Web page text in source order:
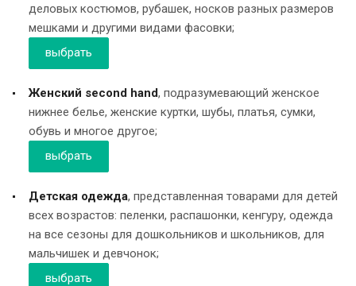
деловых костюмов, рубашек, носков разных размеров
мешками и другими видами фасовки;
выбрать
Женский second hand, подразумевающий женское
нижнее белье, женские куртки, шубы, платья, сумки,
обувь и многое другое;
выбрать
Детская одежда, представленная товарами для детей
всех возрастов: пеленки, распашонки, кенгуру, одежда
на все сезоны для дошкольников и школьников, для
мальчишек и девчонок;
выбрать